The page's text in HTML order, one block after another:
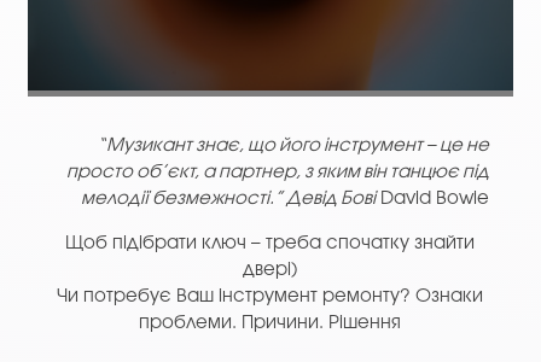
“Музикант знає, що його інструмент – це не
просто об’єкт, а партнер, з яким він танцює під
мелодії безмежності.” Девід БовіDavid Bowie
Щоб підібрати ключ – треба спочатку знайти
двері)
Чи потребує Ваш інструмент ремонту? Ознаки
проблеми. Причини. Рішення